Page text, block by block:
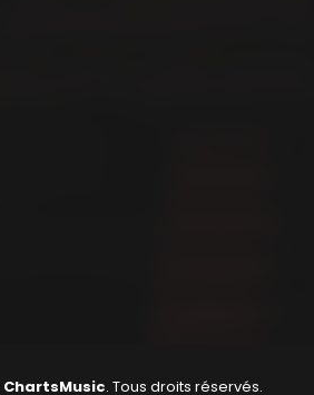
ChartsMusic. Tous droits réservés.